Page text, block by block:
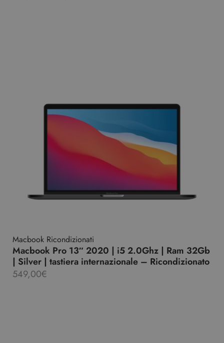
Macbook Ricondizionati
Macbook Pro 13″ 2020 | i5 2.0Ghz | Ram 32Gb
| Silver | tastiera internazionale – Ricondizionato
549,00€